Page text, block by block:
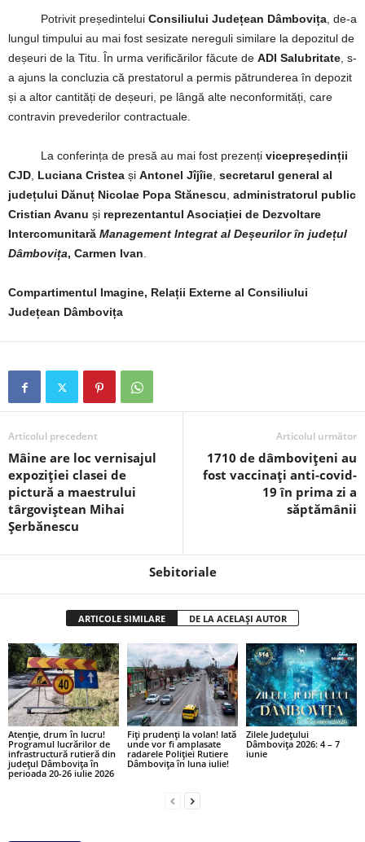
Potrivit președintelui Consiliului Județean Dâmbovița, de-a
lungul timpului au mai fost sesizate nereguli similare la depozitul de
deșeuri de la Titu. În urma verificărilor făcute de ADI Salubritate, s-
a ajuns la concluzia că prestatorul a permis pătrunderea în depozit
și a altor cantități de deșeuri, pe lângă alte neconformități, care
contravin prevederilor contractuale.
La conferința de presă au mai fost prezenți vicepreședinții
CJD, Luciana Cristea și Antonel Jîjîie, secretarul general al
județului Dănuț Nicolae Popa Stănescu, administratorul public
Cristian Avanu și reprezentantul Asociației de Dezvoltare
Intercomunitară Management Integrat al Deșeurilor în județul
Dâmbovița, Carmen Ivan.
Compartimentul Imagine, Relații Externe al Consiliului
Județean Dâmbovița
Articolul precedent
Mâine are loc vernisajul
expoziției clasei de
pictură a maestrului
târgoviștean Mihai
Șerbănescu
Articolul următor
1710 de dâmbovițeni au
fost vaccinați anti-covid-
19 în prima zi a
săptămânii
Sebitoriale
ARTICOLE SIMILARE DE LA ACELAȘI AUTOR
Atenție, drum în lucru!
Programul lucrărilor de
infrastructură rutieră din
județul Dâmbovița în
perioada 20-26 iulie 2026
Fiți prudenți la volan! Iată
unde vor fi amplasate
radarele Poliției Rutiere
Dâmbovița în luna iulie!
Zilele Județului
Dâmbovița 2026: 4 – 7
iunie